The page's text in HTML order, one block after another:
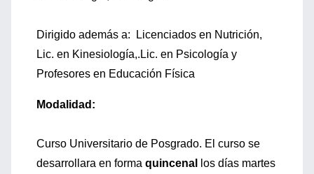
Dirigido además a: Licenciados en Nutrición,
Lic. en Kinesiología,.Lic. en Psicología y
Profesores en Educación Física
Modalidad:
Curso Universitario de Posgrado. El curso se
desarrollara en forma quincenal los días martes